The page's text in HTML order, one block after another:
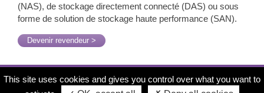
(NAS), de stockage directement connecté (DAS) ou sous
forme de solution de stockage haute performance (SAN).
Devenir revendeur >
CARTE DES REVENDEURS
MENTIONS LÉGALES
This site uses cookies and gives you control over what you want to